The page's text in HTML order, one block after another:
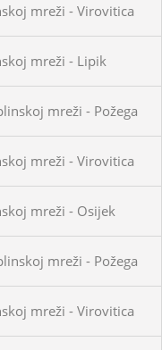
mreži - Virovitica
mreži - Lipik
mreži - Požega
mreži - Virovitica
mreži - Osijek
mreži - Požega
mreži - Virovitica